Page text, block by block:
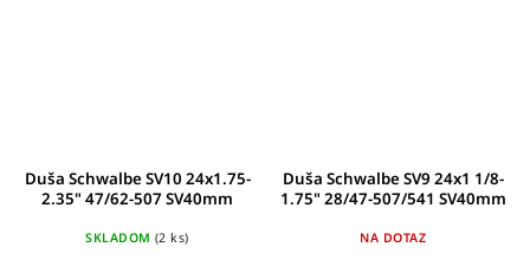
Duša Schwalbe SV10 24x1.75-
2.35" 47/62-507 SV40mm
SKLADOM (2 ks)
Duša Schwalbe SV9 24x1 1/8-
1.75" 28/47-507/541 SV40mm
NA DOTAZ